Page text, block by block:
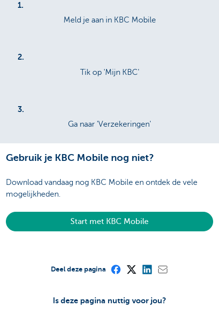
1.
Meld je aan in KBC Mobile
2.
Tik op 'Mijn KBC'
3.
Ga naar 'Verzekeringen'
Gebruik je KBC Mobile nog niet?
Download vandaag nog KBC Mobile en ontdek de vele
mogelijkheden.
Start met KBC Mobile
Is deze pagina nuttig voor jou?
Deel deze pagina